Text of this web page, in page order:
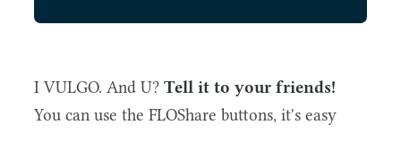
I VULGO. And U?Tell it to your friends!
You can use the FLOShare buttons, it's easy